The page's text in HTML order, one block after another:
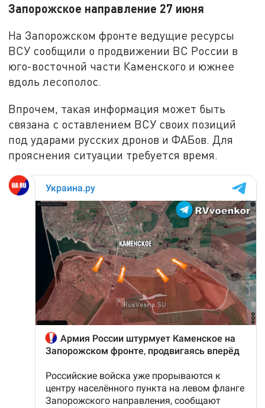
Запорожское направление 27 июня
На Запорожском фронте ведущие ресурсы
ВСУ сообщили о продвижении ВС России в
юго-восточной части Каменского и южнее
вдоль лесополос.
Впрочем, такая информация может быть
связана с оставлением ВСУ своих позиций
под ударами русских дронов и ФАБов. Для
прояснения ситуации требуется время.